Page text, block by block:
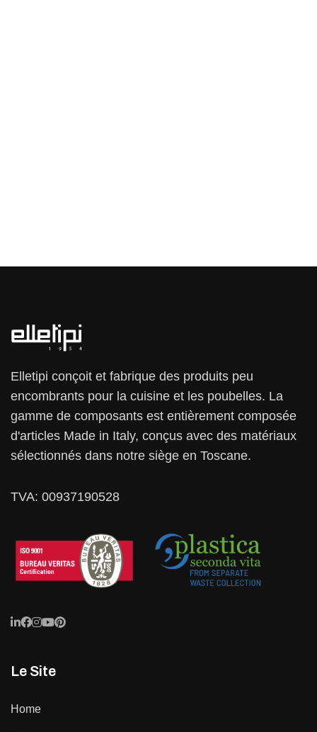
Elletipi conçoit et fabrique des produits peu
encombrants pour la cuisine et les poubelles. La
gamme de composants est entièrement composée
d'articles Made in Italy, conçus avec des matériaux
sélectionnés dans notre siège en Toscane.
TVA: 00937190528
Le Site
Home